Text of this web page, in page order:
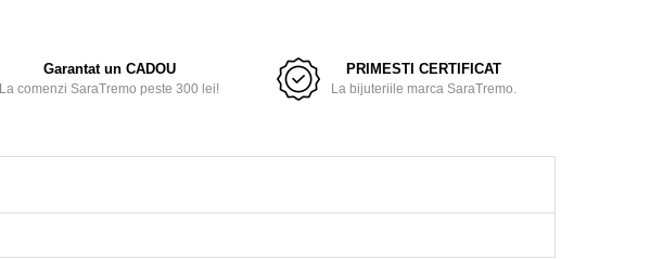
Garantat un CADOU
La comenzi SaraTremo peste 300 lei!
PRIMESTI CERTIFICAT
La bijuteriile marca SaraTremo.